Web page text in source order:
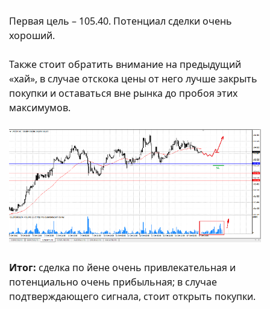
Первая цель – 105.40. Потенциал сделки очень
хороший.
Также стоит обратить внимание на предыдущий
«хай», в случае отскока цены от него лучше закрыть
покупки и оставаться вне рынка до пробоя этих
максимумов.
Итог: сделка по йене очень привлекательная и
потенциально очень прибыльная; в случае
подтверждающего сигнала, стоит открыть покупки.